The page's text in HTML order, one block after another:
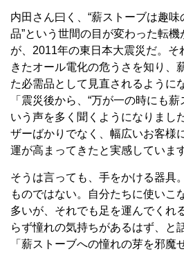
内田さん曰く、“薪ストーブは趣味
品”という世間の目が変わった転
が、2011年の東日本大震災だ。そ
きたオール電化の危うさを知り、
た必需品として見直されるように
「震災後から、“万が一の時にも
いう声を多く聞くようになりまし
ザーばかりでなく、幅広いお客様
運が高まってきたと実感しています
そうは言っても、手をかける器具
ものではない。自分たちに使いこ
多いが、それでも足を運んでくれ
らず憧れの気持ちがあるはず、と
「薪ストーブへの憧れの芽を邪魔